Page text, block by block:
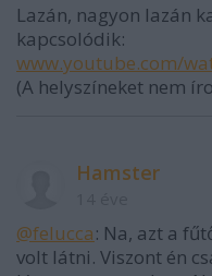
Lazán, nagyon lazán
kapcsolódik:
www.youtube.com/
(A helyszíneket nem
Hamster
@felucca: Na, azt a
volt látni. Viszont én